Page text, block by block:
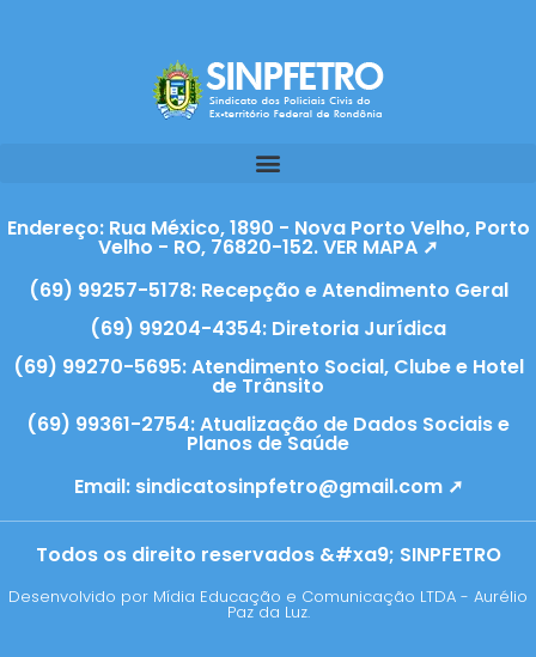
Endereço: Rua México, 1890 - Nova Porto Velho, Porto
Velho - RO, 76820-152. VER MAPA ➚
(69) 99257-5178: Recepção e Atendimento Geral
(69) 99204-4354: Diretoria Jurídica
(69) 99270-5695: Atendimento Social, Clube e Hotel
de Trânsito
(69) 99361-2754: Atualização de Dados Sociais e
Planos de Saúde
Email: sindicatosinpfetro@gmail.com ➚
Todos os direito reservados &#xa9; SINPFETRO
Desenvolvido por Mídia Educação e Comunicação LTDA - Aurélio
Paz da Luz.